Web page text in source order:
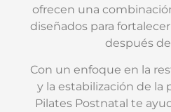
ofrecen una
diseñados para
después
Con un enfoque en la
y la estabilización de la
Pilates Postnatal te